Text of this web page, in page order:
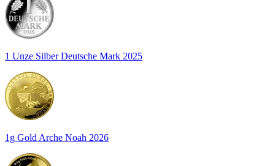
1 Unze Silber Deutsche Mark 2025
1g Gold Arche Noah 2026